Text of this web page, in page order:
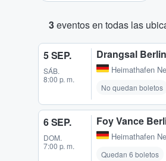
3eventos en todas las
5 SEP.
SÁB.
8:00 p. m.
Drangsal Berlin
Heimathafen
No quedan boletos
6 SEP.
DOM.
7:00 p. m.
Foy Vance
Heimathafen
Quedan 6 boletos